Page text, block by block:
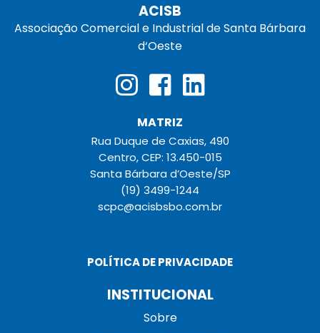
ACISB
Associação Comercial e Industrial de Santa Bárbara
d‘Oeste
MATRIZ
Rua Duque de Caxias, 490
Centro, CEP: 13.450-015
Santa Bárbara d’Oeste/SP
(19) 3499-1244
scpc@acisbsbo.com.br
POLÍTICA DE PRIVACIDADE
INSTITUCIONAL
Sobre